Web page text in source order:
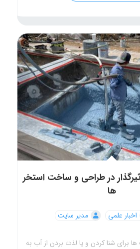
در طراحی و ساخت استخر
ها
اخبار علمی مدیر سایت
برای شنا کردن و یا لذت بردن از آب به